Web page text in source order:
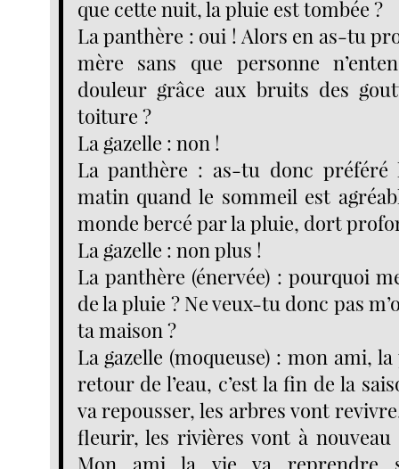
que cette nuit, la pluie est tombée ?
La panthère : oui ! Alors en as-tu
mère sans que personne
douleur grâce aux bruits des
toiture ?
La gazelle : non !
La panthère : as-tu donc
matin quand le sommeil est
monde bercé par la pluie, dort
La gazelle : non plus !
La panthère (énervée) : pourquoi
de la pluie ? Ne veux-tu donc pas
ta maison ?
La gazelle (moqueuse) : mon ami,
retour de l’eau, c’est la fin de la
va repousser, les arbres vont
fleurir, les rivières vont à nouveau